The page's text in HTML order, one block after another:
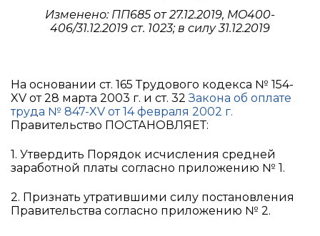
Изменено: ПП685 от 27.12.2019, MO400-
406/31.12.2019 ст. 1023; в силу 31.12.2019
На основании ст. 165 Трудового кодекса № 154-
XV от 28 марта 2003 г. и ст. 32Закона об оплате
труда № 847-XV от 14 февраля 2002 г.
Правительство ПОСТАНОВЛЯЕТ:
1. Утвердить Порядок исчисления средней
заработной платы согласно приложению № 1.
2. Признать утратившими силу постановления
Правительства согласно приложению № 2.